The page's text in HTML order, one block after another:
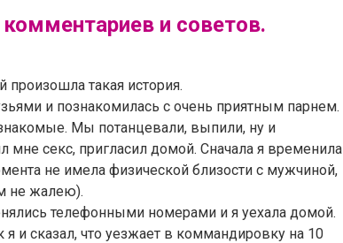
и советов.
такая история.
и познакомилась с очень приятным парнем.
Мы потанцевали, выпили, ну и
мне секс, пригласил домой. Сначала я временила
не имела физической близости с мужчиной,
не жалею).
телефонными номерами и я уехала домой.
и сказал, что уезжает в коммандировку на 10